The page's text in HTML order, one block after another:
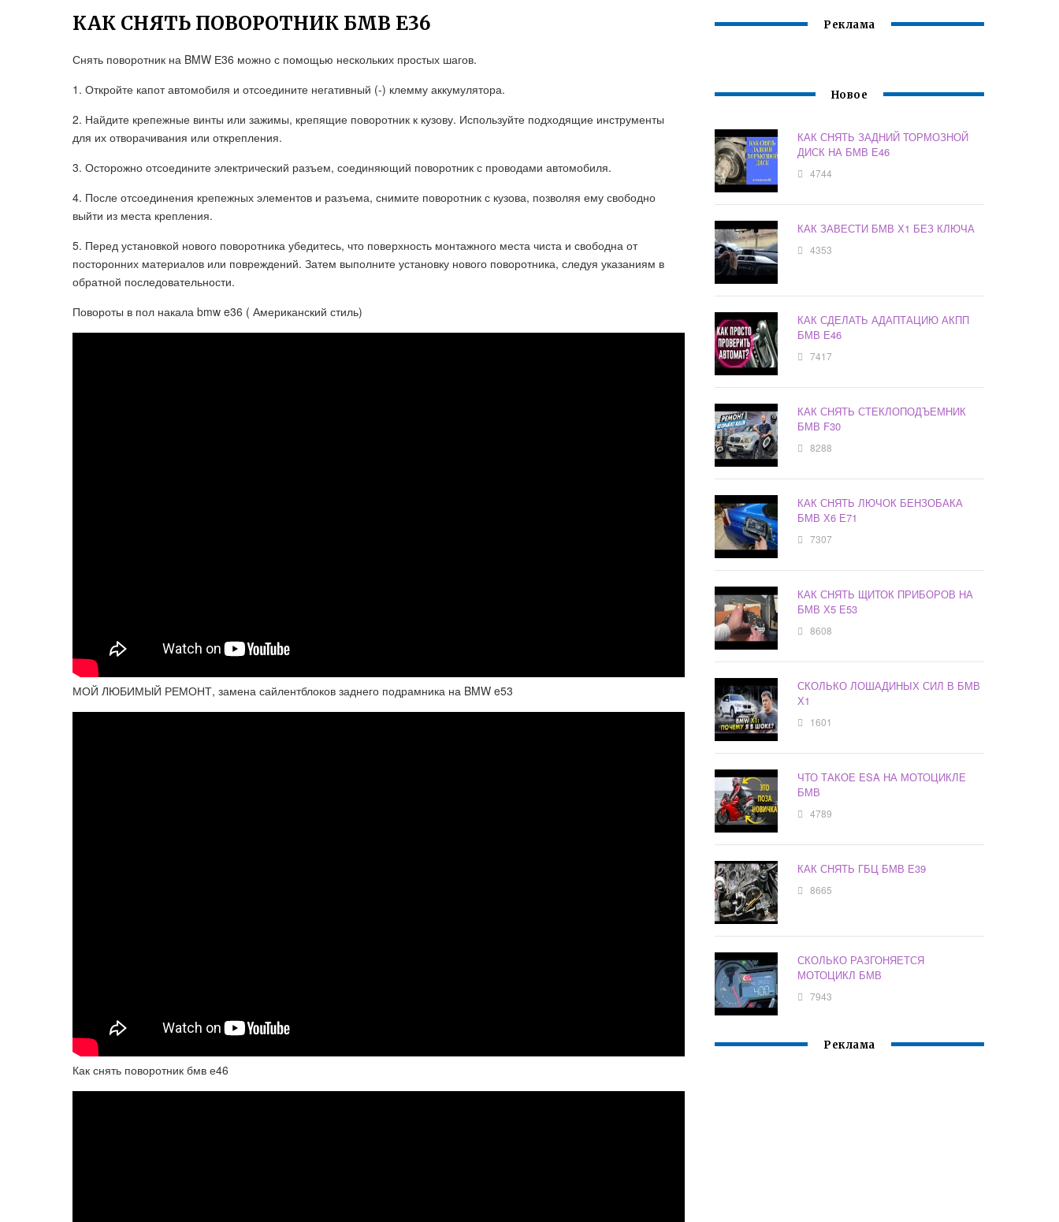
КАК СНЯТЬ ПОВОРОТНИК БМВ Е36
Снять поворотник на BMW Е36 можно с помощью нескольких простых шагов.
1. Откройте капот автомобиля и отсоедините негативный (-) клемму аккумулятора.
2. Найдите крепежные винты или зажимы, крепящие поворотник к кузову. Используйте подходящие инструменты
для их отворачивания или открепления.
3. Осторожно отсоедините электрический разъем, соединяющий поворотник с проводами автомобиля.
4. После отсоединения крепежных элементов и разъема, снимите поворотник с кузова, позволяя ему свободно
выйти из места крепления.
5. Перед установкой нового поворотника убедитесь, что поверхность монтажного места чиста и свободна от
посторонних материалов или повреждений. Затем выполните установку нового поворотника, следуя указаниям в
обратной последовательности.
Повороты в пол накала bmw e36 ( Американский стиль)
МОЙ ЛЮБИМЫЙ РЕМОНТ, замена сайлентблоков заднего подрамника на BMW e53
Как снять поворотник бмв е46
Реклама
Новое
КАК СНЯТЬ ЗАДНИЙ ТОРМОЗНОЙ
ДИСК НА БМВ Е46
4744
КАК ЗАВЕСТИ БМВ Х1 БЕЗ КЛЮЧА
4353
КАК СДЕЛАТЬ АДАПТАЦИЮ АКПП
БМВ Е46
7417
КАК СНЯТЬ СТЕКЛОПОДЪЕМНИК
БМВ F30
8288
КАК СНЯТЬ ЛЮЧОК БЕНЗОБАКА
БМВ Х6 Е71
7307
КАК СНЯТЬ ЩИТОК ПРИБОРОВ НА
БМВ Х5 Е53
8608
СКОЛЬКО ЛОШАДИНЫХ СИЛ В БМВ
Х1
1601
ЧТО ТАКОЕ ESA НА МОТОЦИКЛЕ
БМВ
4789
КАК СНЯТЬ ГБЦ БМВ Е39
8665
СКОЛЬКО РАЗГОНЯЕТСЯ
МОТОЦИКЛ БМВ
7943
Реклама